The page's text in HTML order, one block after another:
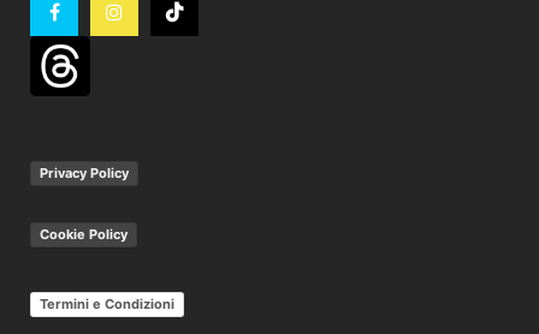
Privacy Policy
Cookie Policy
Termini e Condizioni